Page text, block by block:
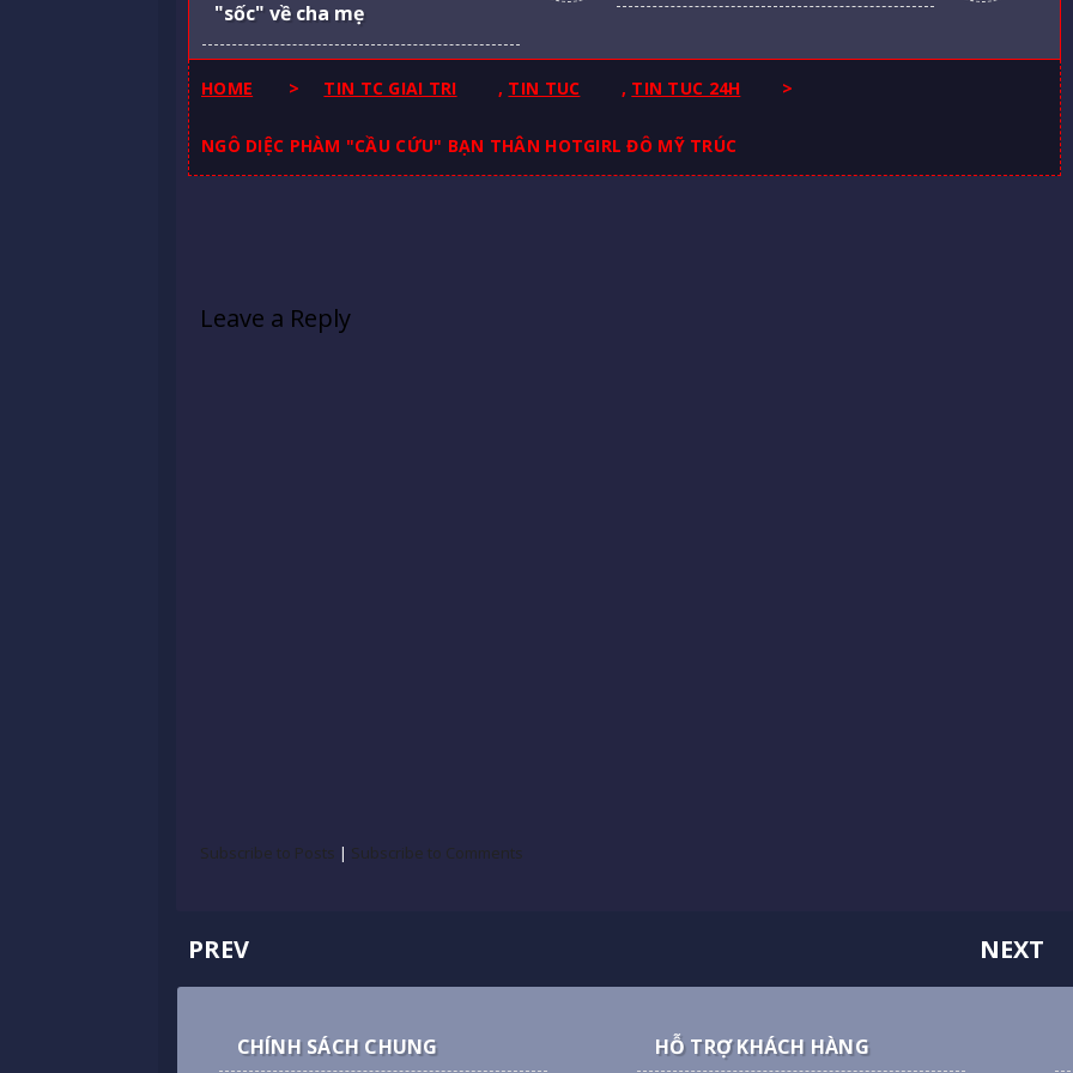
"sốc" về cha mẹ
HOME > TIN TC GIAI TRI , TIN TUC , TIN TUC 24H >
NGÔ DIỆC PHÀM "CẦU CỨU" BẠN THÂN HOTGIRL ĐÔ MỸ TRÚC
Leave a Reply
Subscribe to Posts | Subscribe to Comments
NEXT
PREV
CHÍNH SÁCH CHUNG HỖ TRỢ KHÁCH HÀNG